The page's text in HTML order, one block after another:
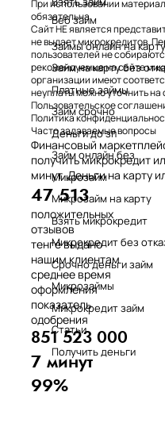
Веб займ
Займы онлайн на карту
Займ на карту без
Платные займы
Займ срочно
Деньги до зп
Займ онлайн без
Микрозайм
Микрозайм на карту
Взять микрокредит
Микрокредит без
Срочно деньги займ
Микрозаймы
Микрокредит займ
Статьи
Получить деньги
При использовании
обязательна.
Сайт НЕ является
не выдает микрокредитов.
пользователей не
рекомендуемые на сайте
организации имеют
неуплаты можно уточнить
Пользовательское
Политика
Часто задаваемые вопросы
Финансовый
получить микрокредит
минут. Деньги на карту
47 513
положительных
отзывов
тенге выдано
нашим клиентам
среднее время
оформления
показатель
одобрения
851 523 000
7 минут
99%